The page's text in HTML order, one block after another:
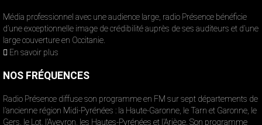
Média professionnel avec une audience large, radio Présence bénéficie
d’une exceptionnelle image de crédibilité auprès de ses auditeurs et d’une
large couverture en Occitanie.
En savoir plus
NOS FRÉQUENCES
Radio Présence diffuse son programme en FM sur sept départements de
l’ancienne région Midi-Pyrénées : la Haute-Garonne, le Tarn et Garonne, le
Gers, le Lot, l’Aveyron, les Hautes-Pyrénées et l’Ariège. Son programme